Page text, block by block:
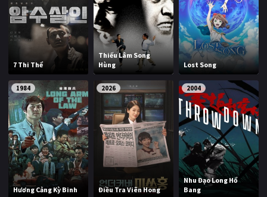
7 Thi Thể
Thiếu Lâm Song
Hùng
Lost Song
1984
Hương Cảng Kỳ Binh
2026
Điều Tra Viên Hong
2004
Nhu Đạo Long Hổ
Bang